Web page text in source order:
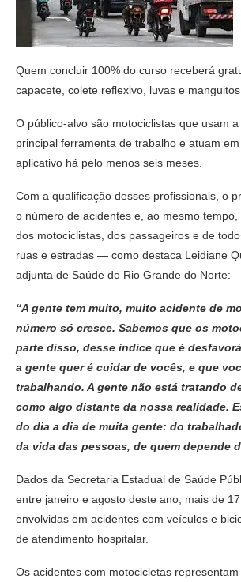
Quem concluir 100% do curso receberá
capacete, colete reflexivo, luvas e manguitos.
O público-alvo são motociclistas que usam
principal ferramenta de trabalho e atuam
aplicativo há pelo menos seis meses.
Com a qualificação desses profissionais, o
o número de acidentes e, ao mesmo
dos motociclistas, dos passageiros e de
ruas e estradas — como destaca Leidiane
adjunta de Saúde do Rio Grande do Norte:
“A gente tem muito, muito acidente de
número só cresce. Sabemos que os
parte disso, desse índice que é
a gente quer é cuidar de vocês, e que
trabalhando. A gente não está tratando
como algo distante da nossa realidade.
do dia a dia de muita gente: do
da vida das pessoas, de quem depende
Dados da Secretaria Estadual de Saúde
entre janeiro e agosto deste ano, mais de
envolvidas em acidentes com veículos e
de atendimento hospitalar.
Os acidentes com motocicletas